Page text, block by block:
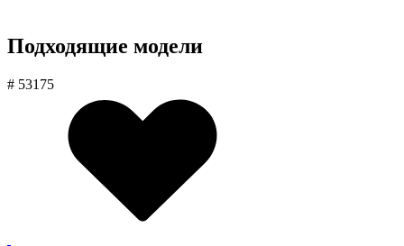
Подходящие модели
# 53175